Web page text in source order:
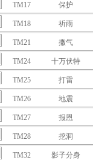
TM17 保护
TM18 祈雨
TM21 撒气
TM24 十万伏特
TM25 打雷
TM26 地震
TM27 报恩
TM28 挖洞
TM32 影子分身